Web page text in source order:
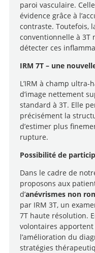
paroi vasculaire.
évidence grâce à
contraste. Toutefois,
conventionnelle à 3T
détecter ces
IRM 7T – une
L’IRM à champ
d’image nettement
standard à 3T. Elle
précisément la
d’estimer plus
rupture.
Possibilité de
Dans le cadre de
proposons aux
d’anévrismes non
par IRM 3T, un
7T haute résolution.
volontaires
l’amélioration du
stratégies